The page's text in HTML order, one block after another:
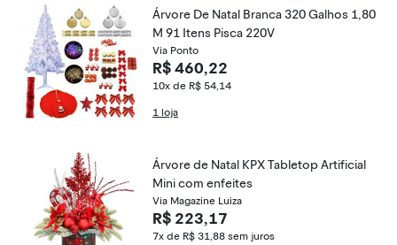
Árvore De Natal Branca 320 Galhos 1,80
M 91 Itens Pisca 220V
Via Ponto
R$ 460,22
10x de R$ 54,14
1 loja
Árvore de Natal KPX Tabletop Artificial
Mini com enfeites
Via Magazine Luiza
R$ 223,17
7x de R$ 31,88 sem juros